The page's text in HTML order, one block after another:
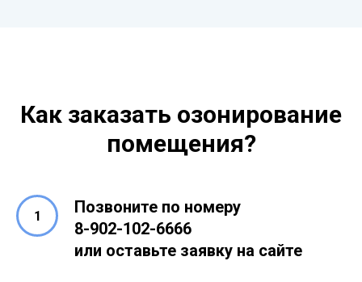
Как заказать озонирование
помещения?
Позвоните по номеру
8-902-102-6666
или оставьте заявку на сайте